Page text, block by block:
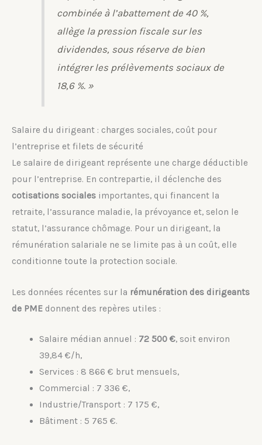
combinée à l’abattement de 40 %,
allège la pression fiscale sur les
dividendes, sous réserve de bien
intégrer les prélèvements sociaux de
18,6 %. »
Salaire du dirigeant : charges sociales, coût pour
l’entreprise et filets de sécurité
Le salaire de dirigeant représente une charge déductible
pour l’entreprise. En contrepartie, il déclenche des
cotisations sociales importantes, qui financent la
retraite, l’assurance maladie, la prévoyance et, selon le
statut, l’assurance chômage. Pour un dirigeant, la
rémunération salariale ne se limite pas à un coût, elle
conditionne toute la protection sociale.
Les données récentes sur la rémunération des dirigeants
de PME donnent des repères utiles :
Salaire médian annuel : 72 500 €, soit environ
39,84 €/h,
Services : 8 866 € brut mensuels,
Commercial : 7 336 €,
Industrie/Transport : 7 175 €,
Bâtiment : 5 765 €.